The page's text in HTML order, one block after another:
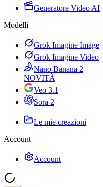
Generatore Video AI
Modelli
Grok Imagine Image
Grok Imagine Video
Nano Banana 2
NOVITÀ
Veo 3.1
Sora 2
Le mie creazioni
Account
Account